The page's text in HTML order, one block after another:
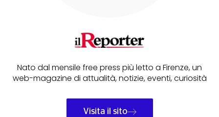
Nato dal mensile free press più letto a Firenze, un
web-magazine di attualità, notizie, eventi, curiosità
Visita il sito